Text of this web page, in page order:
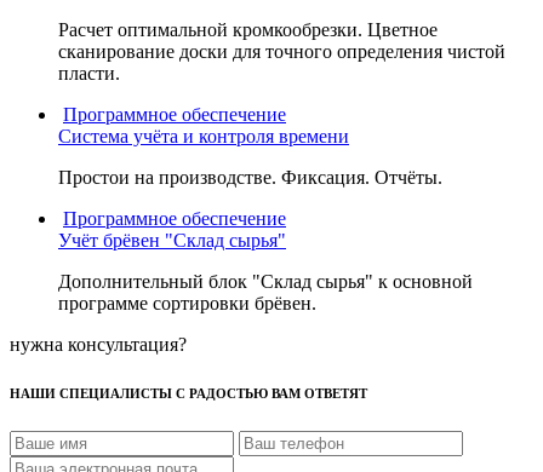
Расчет оптимальной кромкообрезки. Цветное
сканирование доски для точного определения чистой
пласти.
Программное обеспечение
Система учёта и контроля времени
Простои на производстве. Фиксация. Отчёты.
Программное обеспечение
Учёт брёвен "Склад сырья"
Дополнительный блок "Склад сырья" к основной
программе сортировки брёвен.
нужна консультация?
НАШИ СПЕЦИАЛИСТЫ С РАДОСТЬЮ ВАМ ОТВЕТЯТ